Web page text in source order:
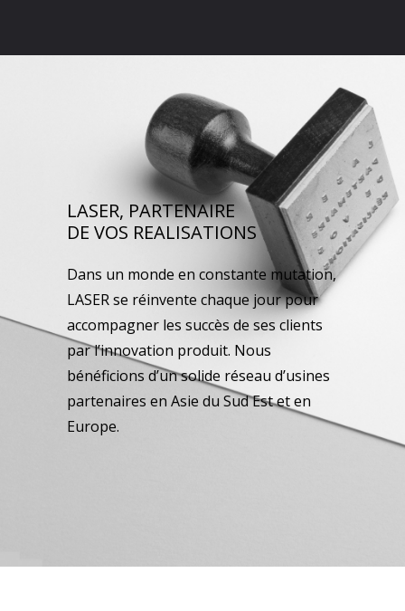
LASER, PARTENAIRE
DE VOS REALISATIONS
Dans un monde en constante mutation,
LASER se réinvente chaque jour pour
accompagner les succès de ses clients
par l’innovation produit. Nous
bénéficions d’un solide réseau d’usines
partenaires en Asie du Sud Est et en
Europe.